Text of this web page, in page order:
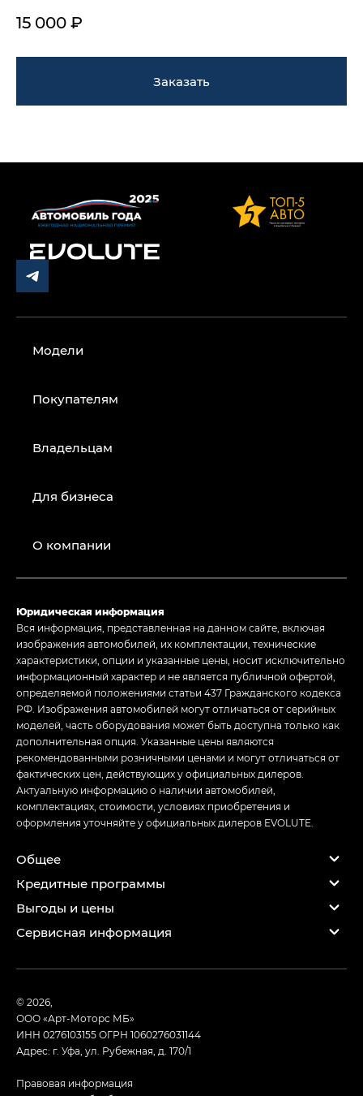
15 000 ₽
Заказать
Модели
Покупателям
Владельцам
Для бизнеса
О компании
Юридическая информация
Вся информация, представленная на данном сайте, включая
изображения автомобилей, их комплектации, технические
характеристики, опции и указанные цены, носит исключительно
информационный характер и не является публичной офертой,
определяемой положениями статьи 437 Гражданского кодекса
РФ. Изображения автомобилей могут отличаться от серийных
моделей, часть оборудования может быть доступна только как
дополнительная опция. Указанные цены являются
рекомендованными розничными ценами и могут отличаться от
фактических цен, действующих у официальных дилеров.
Актуальную информацию о наличии автомобилей,
комплектациях, стоимости, условиях приобретения и
оформления уточняйте у официальных дилеров EVOLUTE.
Общее
Кредитные программы
Выгоды и цены
Сервисная информация
© 2026,
ООО «Арт-Моторс МБ»
ИНН 0276103155ОГРН 1060276031144
Адрес: г. Уфа, ул. Рубежная, д. 170/1
Правовая информация